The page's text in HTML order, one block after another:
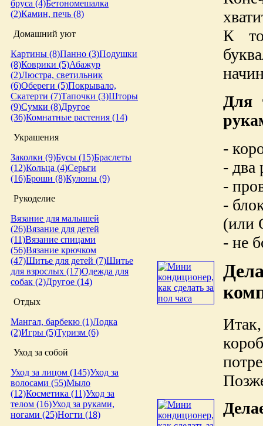
бруса (4)Бетономешалка
(2)Камин, печь (8)
Домашний уют
Картины (8)Панно (3)Подушки
(8)Коврики (5)Абажур
(2)Люстра, светильник
(6)Обереги (5)Покрывало,
Скатерти (7)Тапочки (3)Шторы
(9)Сумки (8)Другое
(36)Комнатные растения (14)
Украшения
Заколки (9)Бусы (15)Браслеты
(12)Кольца (4)Серьги
(16)Броши (8)Кулоны (9)
Рукоделие
Вязание для малышей
(26)Вязание для детей
(11)Вязание спицами
(56)Вязание крючком
(47)Шитье для детей (7)Шитье
для взрослых (17)Одежда для
собак (2)Другое (14)
Отдых
Мангал, барбекю (1)Лодка
(2)Игры (5)Туризм (6)
Уход за собой
Уход за лицом (145)Уход за
волосами (55)Мыло
(12)Косметика (11)Уход за
телом (16)Уход за руками,
ногами (25)Ногти (18)
К
Для
-
- два
-
-
(или
- не